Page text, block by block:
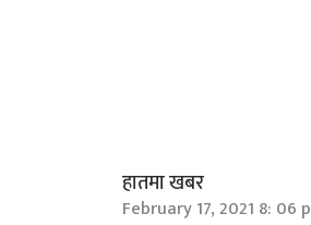
हातमा खबर
February 17, 2021 8: 06